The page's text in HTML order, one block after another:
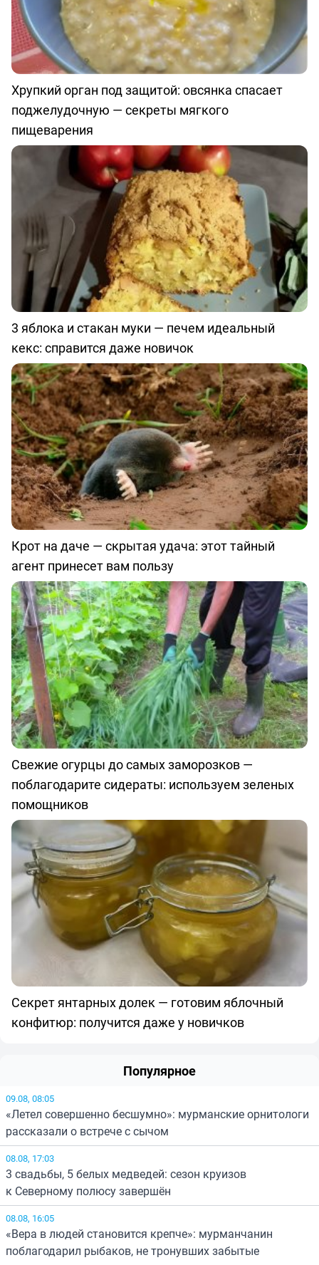
Хрупкий орган под защитой: овсянка спасает
поджелудочную — секреты мягкого
пищеварения
3 яблока и стакан муки — печем идеальный
кекс: справится даже новичок
Крот на даче — скрытая удача: этот тайный
агент принесет вам пользу
Свежие огурцы до самых заморозков —
поблагодарите сидераты: используем зеленых
помощников
Секрет янтарных долек — готовим яблочный
конфитюр: получится даже у новичков
Популярное
09.08, 08:05
«Летел совершенно бесшумно»: мурманские орнитологи
рассказали о встрече с сычом
08.08, 17:03
3 свадьбы, 5 белых медведей: сезон круизов
к Северному полюсу завершён
08.08, 16:05
«Вера в людей становится крепче»: мурманчанин
поблагодарил рыбаков, не тронувших забытые